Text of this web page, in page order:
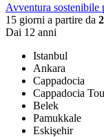
Avventura sostenibile
15 giorni a partire da
Dai 12 anni
Istanbul
Ankara
Cappadocia
Cappadocia
Belek
Pamukkale
Eskişehir